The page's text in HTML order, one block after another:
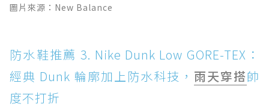
圖片來源：New Balance
防水鞋推薦 3. Nike Dunk Low GORE-TEX：
經典 Dunk 輪廓加上防水科技， 雨天穿搭帥
度不打折